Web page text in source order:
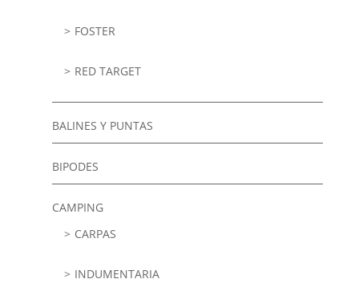
FOSTER
RED TARGET
BALINES Y PUNTAS
BIPODES
CAMPING
CARPAS
INDUMENTARIA